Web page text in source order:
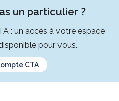
un particulier ?
: un accès à votre espace
pour vous.
CTA